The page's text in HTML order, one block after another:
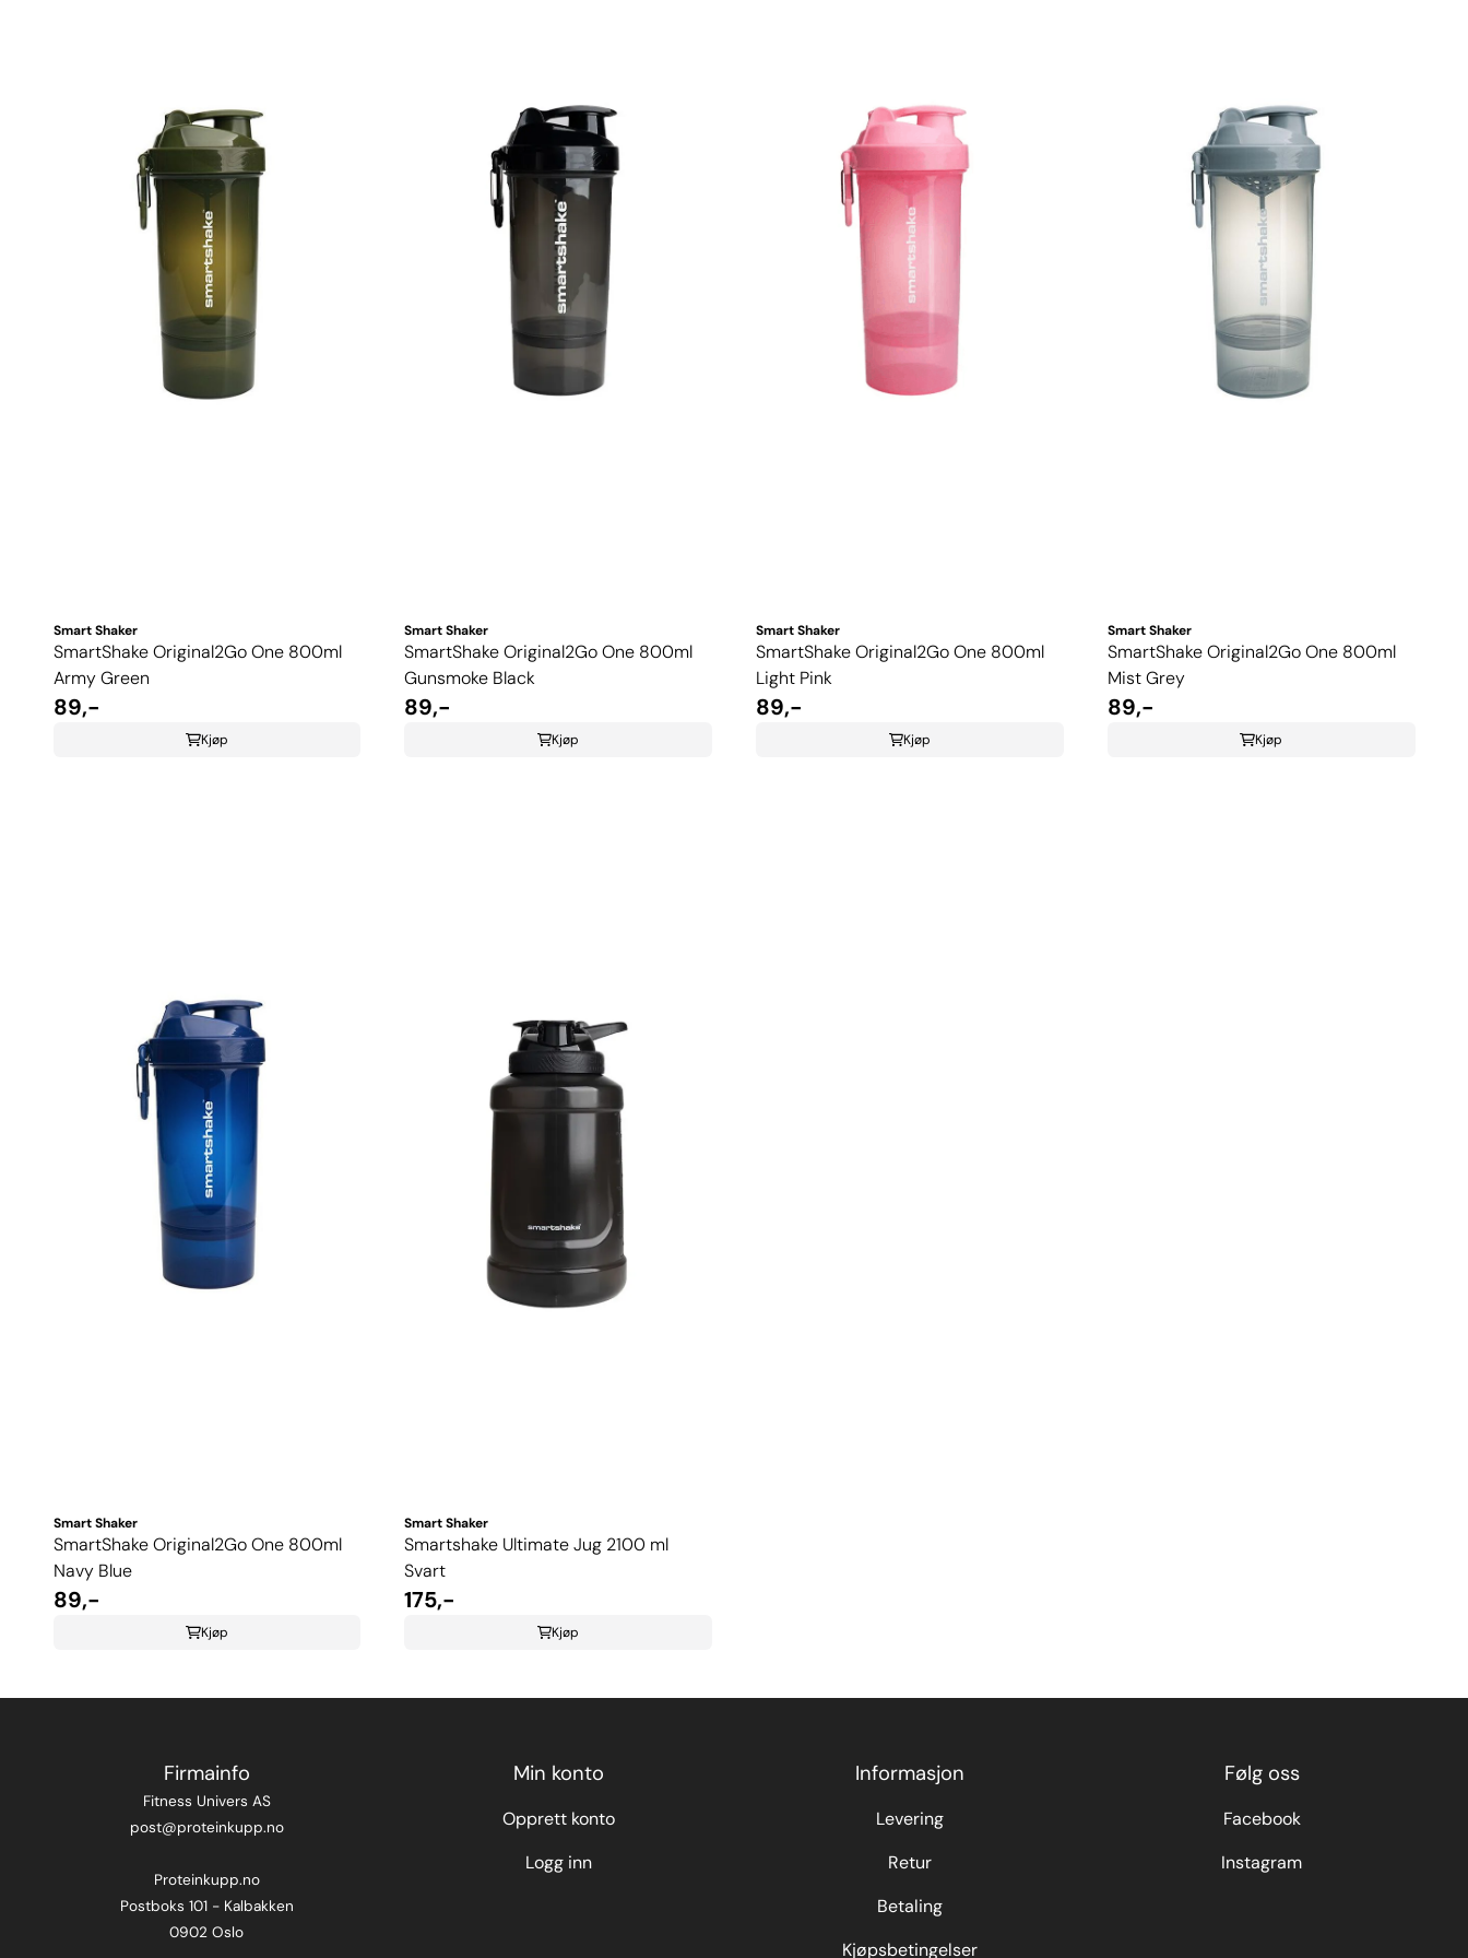
Smart Shaker
SmartShake Original2Go One 800ml
Army Green
89,-
Kjøp
Smart Shaker
SmartShake Original2Go One 800ml
Gunsmoke Black
89,-
Kjøp
Smart Shaker
SmartShake Original2Go One 800ml
Light Pink
89,-
Kjøp
Smart Shaker
SmartShake Original2Go One 800ml
Mist Grey
89,-
Kjøp
Smart Shaker
SmartShake Original2Go One 800ml
Navy Blue
89,-
Kjøp
Smart Shaker
Smartshake Ultimate Jug 2100 ml
Svart
175,-
Kjøp
Firmainfo
Fitness Univers AS
post@proteinkupp.no
Proteinkupp.no
Postboks 101 - Kalbakken
0902 Oslo
Min konto
Opprett konto
Logg inn
Informasjon
Levering
Retur
Betaling
Kjøpsbetingelser
Følg oss
Facebook
Instagram